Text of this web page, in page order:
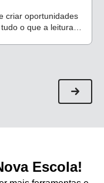
criar oportunidades
o que a leitura
Escola!